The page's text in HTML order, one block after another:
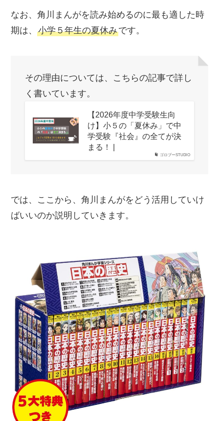
なお、角川まんがを読み始めるのに最も適した時
期は、小学５年生の夏休みです。
その理由については、こちらの記事で詳し
く書いています。
ゴロブーSTUDIO
【2026年度中学受験生向
け】小５の「夏休み」で中
学受験『社会』の全てが決
まる！ |
では、ここから、角川まんがをどう活用していけ
ばいいのか説明していきます。